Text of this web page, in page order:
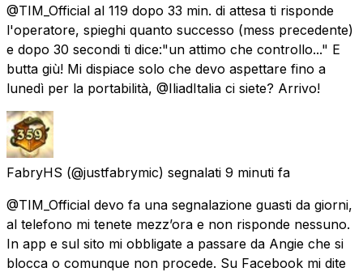
@TIM_Official al 119 dopo 33 min. di attesa ti risponde
l'operatore, spieghi quanto successo (mess precedente)
e dopo 30 secondi ti dice:"un attimo che controllo..." E
butta giù! Mi dispiace solo che devo aspettare fino a
lunedì per la portabilità, @IliadItalia ci siete? Arrivo!
FabryHS (@justfabrymic) segnalati 9 minuti fa
@TIM_Official devo fa una segnalazione guasti da giorni,
al telefono mi tenete mezz’ora e non risponde nessuno.
In app e sul sito mi obbligate a passare da Angie che si
blocca o comunque non procede. Su Facebook mi dite